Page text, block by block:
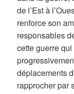
de l’Est à
renforce son
responsables
cette guerre
déplacements
rapprocher par